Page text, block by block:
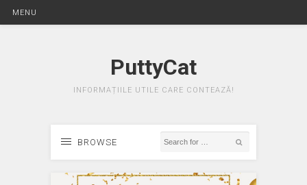
MENU
PuttyCat
INFORMAȚIILE UTILE CARE CONTEAZĂ!
BROWSE